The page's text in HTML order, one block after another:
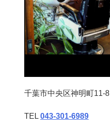
千葉市中央区神明町11-8
TEL 043‐301‐6989